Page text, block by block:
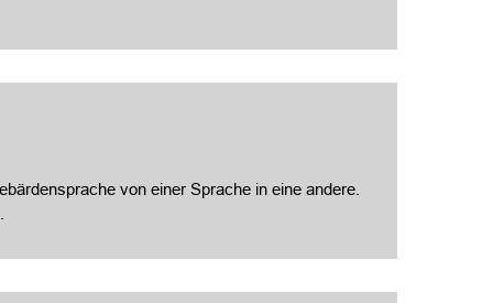
von einer Sprache in eine andere.